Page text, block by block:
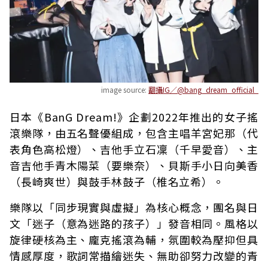
image source: 翻攝IG／@bang_dream_official_
日本《BanG Dream!》企劃2022年推出的女子搖
滾樂隊，由五名聲優組成，包含主唱羊宮妃那（代
表角色高松燈）、吉他手立石凜（千早愛音）、主
音吉他手青木陽菜（要樂奈）、貝斯手小日向美香
（長崎爽世）與鼓手林鼓子（椎名立希）。
樂隊以「同步現實與虛擬」為核心概念，團名與日
文「迷子（意為迷路的孩子）」發音相同。風格以
旋律硬核為主、龐克搖滾為輔，氛圍較為壓抑但具
情感厚度，歌詞常描繪迷失、無助卻努力改變的青